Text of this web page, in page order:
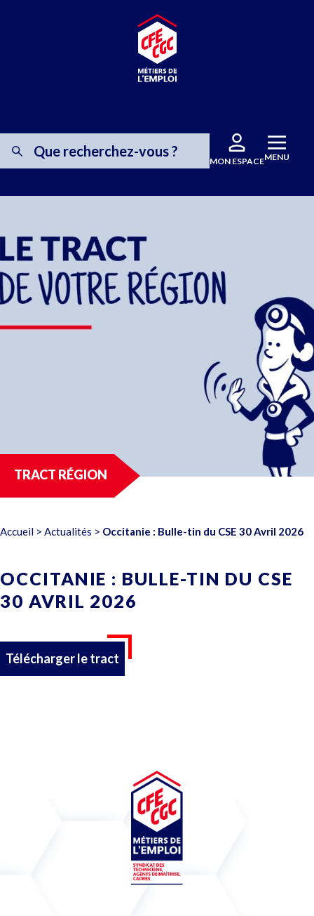
MON ESPACEMENU
TRACT RÉGION
Accueil > Actualités > Occitanie : Bulle-tin du CSE 30 Avril 2026
OCCITANIE : BULLE-TIN DU CSE
30 AVRIL 2026
Télécharger le tract